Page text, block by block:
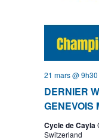
DERNIER
GENEVOIS
21 mars @ 9h30
Cycle de Cayla
Switzerland